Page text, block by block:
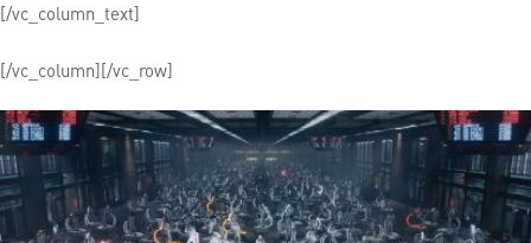
[/vc_column_text]
[/vc_column][/vc_row]